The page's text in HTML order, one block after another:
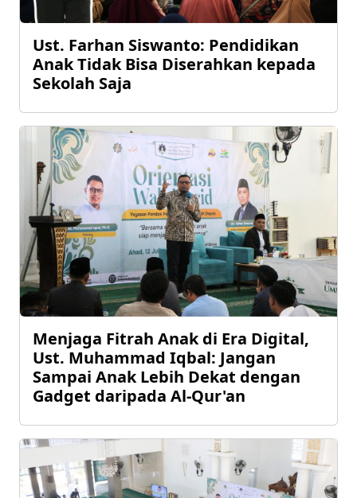
Ust. Farhan Siswanto: Pendidikan
Anak Tidak Bisa Diserahkan kepada
Sekolah Saja
Menjaga Fitrah Anak di Era Digital,
Ust. Muhammad Iqbal: Jangan
Sampai Anak Lebih Dekat dengan
Gadget daripada Al-Qur'an